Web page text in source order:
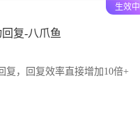
生效中
复-八爪鱼
复，回复效率直接增加10倍+